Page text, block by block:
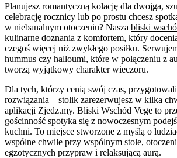
Planujesz romantyczną kolację dla dwojga,
celebrację rocznicy lub po prostu chcesz
w niebanalnym otoczeniu? Nasza bliski
kulinarne doznania z komfortem, który
czegoś więcej niż zwykłego posiłku.
hummus czy halloumi, które w połączeniu z
tworzą wyjątkowy charakter wieczoru.
Dla tych, którzy cenią swój czas,
rozwiązania – stolik zarezerwujesz w kilka
aplikacji Zjedz.my. Bliski Wschód Vege to
gościnność spotyka się z nowoczesnym
kuchni. To miejsce stworzone z myślą o
wspólne chwile przy wspólnym stole,
egzotycznych przypraw i relaksującą aurą.